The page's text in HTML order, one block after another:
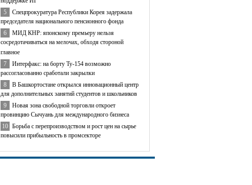
5 Спецпрокуратура Республики Корея задержала
председателя национального пенсионного фонда
6 МИД КНР: японскому премьеру нельзя
сосредотачиваться на мелочах, обходя стороной
главное
7 Интерфакс: на борту Ту-154 возможно
рассогласованно сработали закрылки
8 В Башкортостане открылся инновационный центр
для дополнительных занятий студентов и школьников
9 Новая зона свободной торговли откроет
провинцию Сычуань для международного бизнеса
10 Борьба с перепроизводством и рост цен на сырье
повысили прибыльность в промсекторе